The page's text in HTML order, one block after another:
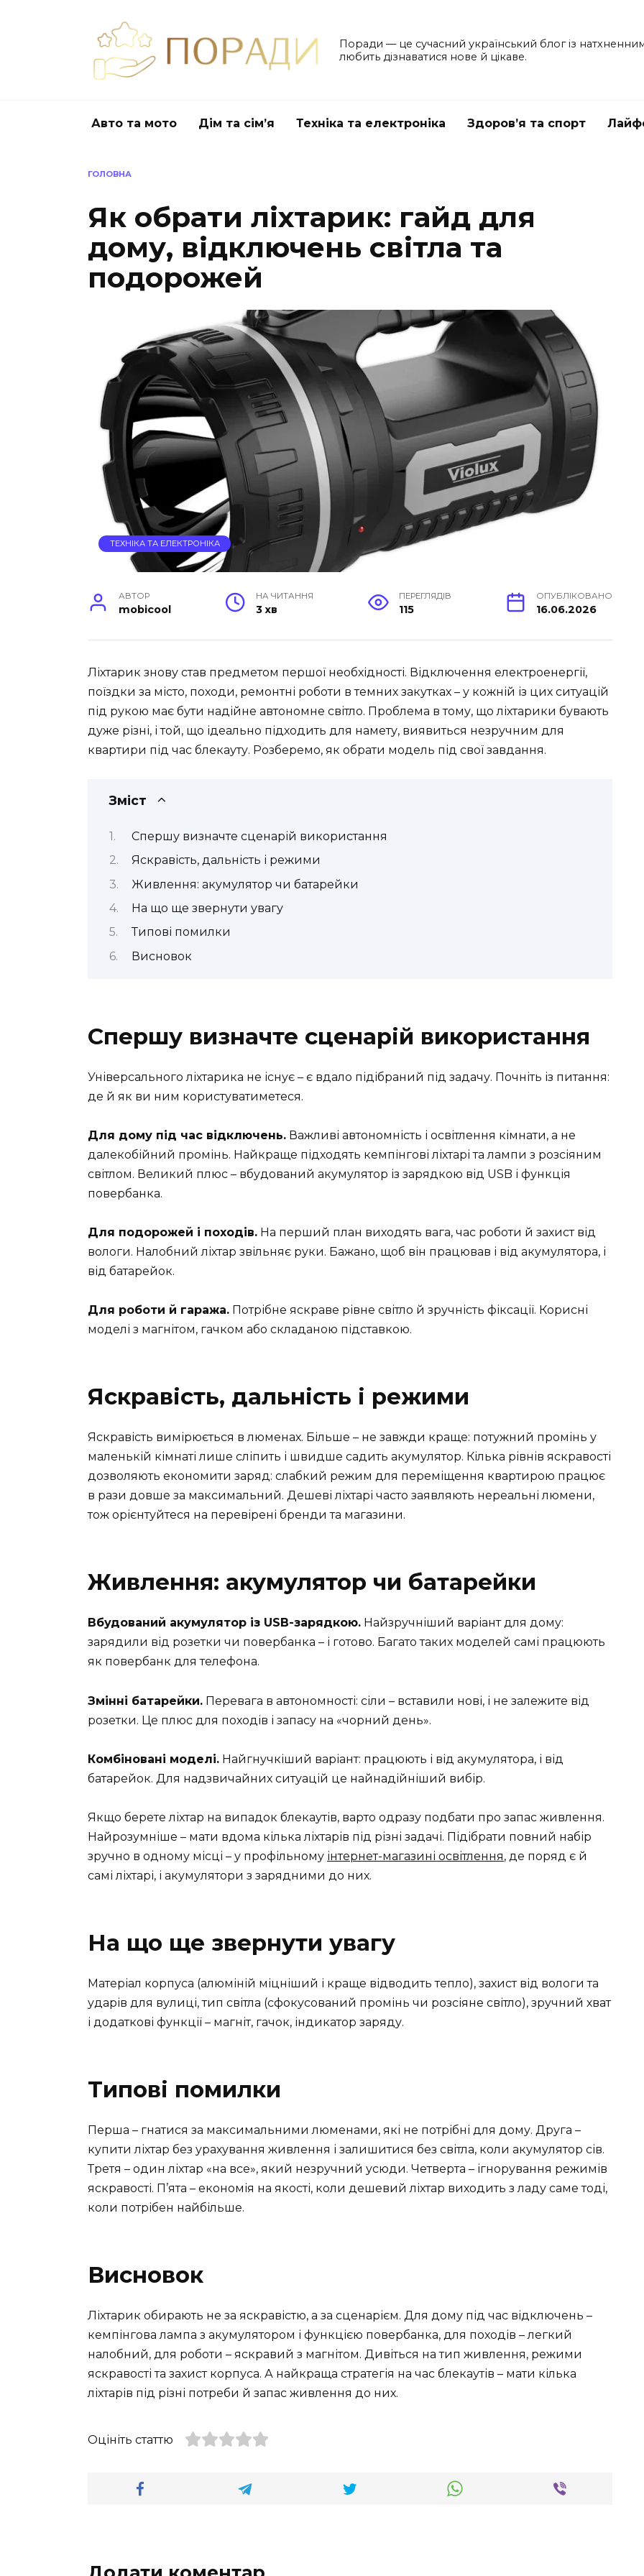
Поради — це сучасний український блог із
любить дізнаватися нове й цікаве.
Авто та мото Дім та сім’я Техніка та електроніка Здоров’я та спорт
ГОЛОВНА
Як обрати ліхтарик: гайд для
дому, відключень світла та
подорожей
ТЕХНІКА ТА ЕЛЕКТРОНІКА
АВТОР
mobicool
НА ЧИТАННЯ
3 хв
ПЕРЕГЛЯДІВ
115
ОПУБЛІКОВАНО
16.06.2026
Ліхтарик знову став предметом першої необхідності. Відключення електроенергії,
поїздки за місто, походи, ремонтні роботи в темних закутках – у кожній із цих ситуацій
під рукою має бути надійне автономне світло. Проблема в тому, що ліхтарики бувають
дуже різні, і той, що ідеально підходить для намету, виявиться незручним для
квартири під час блекауту. Розберемо, як обрати модель під свої завдання.
Зміст
Спершу визначте сценарій використання
Яскравість, дальність і режими
Живлення: акумулятор чи батарейки
На що ще звернути увагу
Типові помилки
Висновок
Спершу визначте сценарій використання
Універсального ліхтарика не існує – є вдало підібраний під задачу. Почніть із питання:
де й як ви ним користуватиметеся.
Для дому під час відключень. Важливі автономність і освітлення кімнати, а не
далекобійний промінь. Найкраще підходять кемпінгові ліхтарі та лампи з розсіяним
світлом. Великий плюс – вбудований акумулятор із зарядкою від USB і функція
повербанка.
Для подорожей і походів. На перший план виходять вага, час роботи й захист від
вологи. Налобний ліхтар звільняє руки. Бажано, щоб він працював і від акумулятора, і
від батарейок.
Для роботи й гаража. Потрібне яскраве рівне світло й зручність фіксації. Корисні
моделі з магнітом, гачком або складаною підставкою.
Яскравість, дальність і режими
Яскравість вимірюється в люменах. Більше – не завжди краще: потужний промінь у
маленькій кімнаті лише сліпить і швидше садить акумулятор. Кілька рівнів яскравості
дозволяють економити заряд: слабкий режим для переміщення квартирою працює
в рази довше за максимальний. Дешеві ліхтарі часто заявляють нереальні люмени,
тож орієнтуйтеся на перевірені бренди та магазини.
Живлення: акумулятор чи батарейки
Вбудований акумулятор із USB-зарядкою. Найзручніший варіант для дому:
зарядили від розетки чи повербанка – і готово. Багато таких моделей самі працюють
як повербанк для телефона.
Змінні батарейки. Перевага в автономності: сіли – вставили нові, і не залежите від
розетки. Це плюс для походів і запасу на «чорний день».
Комбіновані моделі. Найгнучкіший варіант: працюють і від акумулятора, і від
батарейок. Для надзвичайних ситуацій це найнадійніший вибір.
Якщо берете ліхтар на випадок блекаутів, варто одразу подбати про запас живлення.
Найрозумніше – мати вдома кілька ліхтарів під різні задачі. Підібрати повний набір
зручно в одному місці – у профільному інтернет-магазині освітлення, де поряд є й
самі ліхтарі, і акумулятори з зарядними до них.
На що ще звернути увагу
Матеріал корпуса (алюміній міцніший і краще відводить тепло), захист від вологи та
ударів для вулиці, тип світла (сфокусований промінь чи розсіяне світло), зручний хват
і додаткові функції – магніт, гачок, індикатор заряду.
Типові помилки
Перша – гнатися за максимальними люменами, які не потрібні для дому. Друга –
купити ліхтар без урахування живлення і залишитися без світла, коли акумулятор сів.
Третя – один ліхтар «на все», який незручний усюди. Четверта – ігнорування режимів
яскравості. П’ята – економія на якості, коли дешевий ліхтар виходить з ладу саме тоді,
коли потрібен найбільше.
Висновок
Ліхтарик обирають не за яскравістю, а за сценарієм. Для дому під час відключень –
кемпінгова лампа з акумулятором і функцією повербанка, для походів – легкий
налобний, для роботи – яскравий з магнітом. Дивіться на тип живлення, режими
яскравості та захист корпуса. А найкраща стратегія на час блекаутів – мати кілька
ліхтарів під різні потреби й запас живлення до них.
Оцініть статтю